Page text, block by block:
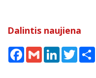
Dalintis naujiena
Facebook
Gmail LinkedInTwitter